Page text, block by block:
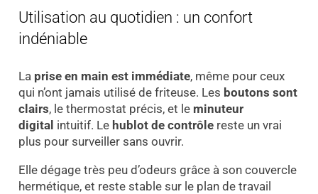
Utilisation au quotidien : un confort
indéniable
La prise en main est immédiate, même pour ceux
qui n’ont jamais utilisé de friteuse. Les boutons sont
clairs, le thermostat précis, et le minuteur
digital intuitif. Le hublot de contrôlereste un vrai
plus pour surveiller sans ouvrir.
Elle dégage très peu d’odeurs grâce à son couvercle
hermétique, et reste stable sur le plan de travail